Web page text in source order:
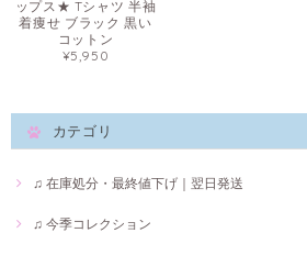
ップス★ Tシャツ 半袖
着痩せ ブラック 黒い
コットン
¥5,950
カテゴリ
♫ 在庫処分・最終値下げ｜翌日発送
♫ 今季コレクション